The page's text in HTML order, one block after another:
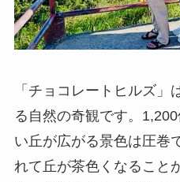
「チョコレートヒルズ
る自然の奇観です。
い丘が広がる景色は圧巻
れて丘が茶色くなること